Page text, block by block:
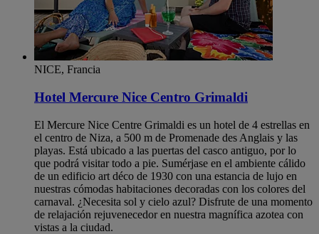
NICE, Francia
Hotel Mercure Nice Centro Grimaldi
El Mercure Nice Centre Grimaldi es un hotel de 4 estrellas en
el centro de Niza, a 500 m de Promenade des Anglais y las
playas. Está ubicado a las puertas del casco antiguo, por lo
que podrá visitar todo a pie. Sumérjase en el ambiente cálido
de un edificio art déco de 1930 con una estancia de lujo en
nuestras cómodas habitaciones decoradas con los colores del
carnaval. ¿Necesita sol y cielo azul? Disfrute de una momento
de relajación rejuvenecedor en nuestra magnífica azotea con
vistas a la ciudad.